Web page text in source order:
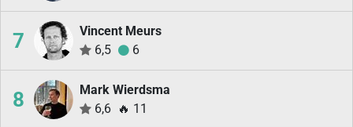
7
Vincent Meurs
6,5
6
8
Mark Wierdsma
6,6 🔥 11